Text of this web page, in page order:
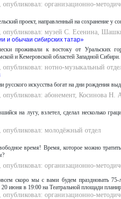
организационно-
проект, направленный на сохранение у
опубликовал: музей С. Есенина,
и обычаи сибирских татар»
проживали к востоку от Уральских
и Кемеровской областей Западной Сибири.
нотно-музыкальный
русского искусства богат на дни рождения
опубликовал: абонемент, Косинова Н.
на лугу, взлетел, сделал несколько
опубликовал: молодёжный отдел
время! Время, которое можно
организационно-
скоро мы с вами будем праздновать
июня в 19:00 на Театральной площади
организационно-